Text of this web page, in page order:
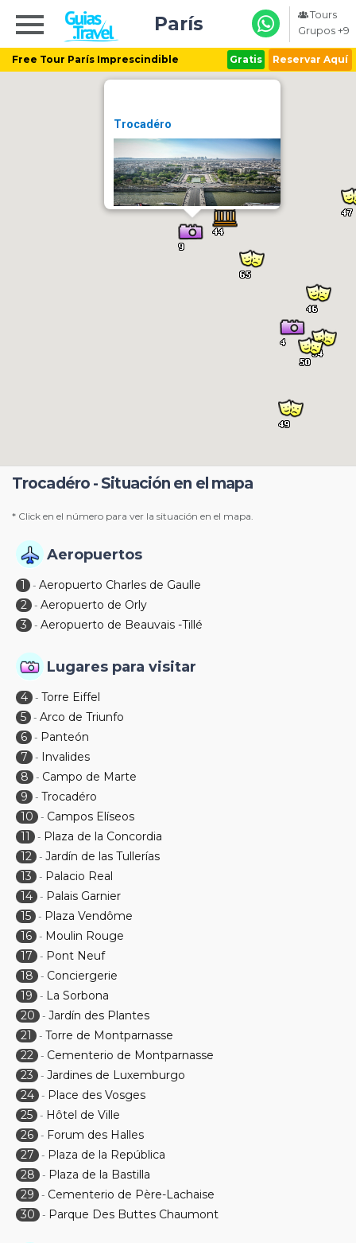
Free Tour París Imprescindible Gratis Reservar Aquí
París
Tours
Grupos +9
Trocadéro
Trocadéro - Situación en el mapa
* Click en el número para ver la situación en el mapa.
Aeropuertos
1 - Aeropuerto Charles de Gaulle
2 - Aeropuerto de Orly
3
- Aeropuerto de Beauvais -Tillé
Lugares para visitar
4 - Torre Eiffel
5 - Arco de Triunfo
6 - Panteón
7
- Invalides
8
- Campo de Marte
9
- Trocadéro
10
- Campos Elíseos
11
- Plaza de la Concordia
12 - Jardín de las Tullerías
13
- Palacio Real
14 - Palais Garnier
15 - Plaza Vendôme
16 - Moulin Rouge
17
- Pont Neuf
18
- Conciergerie
19
- La Sorbona
20
- Jardín des Plantes
21
- Torre de Montparnasse
22 - Cementerio de Montparnasse
23
- Jardines de Luxemburgo
24 - Place des Vosges
25 - Hôtel de Ville
26 - Forum des Halles
27
- Plaza de la República
28
- Plaza de la Bastilla
29
- Cementerio de Père-Lachaise
30
- Parque Des Buttes Chaumont